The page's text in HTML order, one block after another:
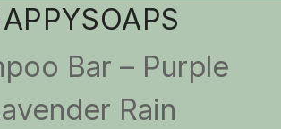
Bar – Purple
Rain